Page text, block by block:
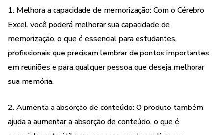
1. Melhora a capacidade de memorização: Com o Cérebro
Excel, você poderá melhorar sua capacidade de
memorização, o que é essencial para estudantes,
profissionais que precisam lembrar de pontos importantes
em reuniões e para qualquer pessoa que deseja melhorar
sua memória.
2. Aumenta a absorção de conteúdo: O produto também
ajuda a aumentar a absorção de conteúdo, o que é